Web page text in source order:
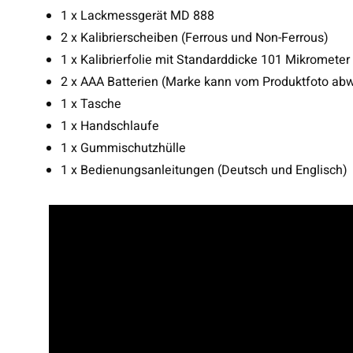
1 x Lackmessgerät MD 888
2 x Kalibrierscheiben (Ferrous und Non-Ferrous)
1 x Kalibrierfolie mit Standarddicke 101 Mikrometer
2 x AAA Batterien (Marke kann vom Produktfoto
1 x Tasche
1 x Handschlaufe
1 x Gummischutzhülle
1 x Bedienungsanleitungen (Deutsch und Englisch)